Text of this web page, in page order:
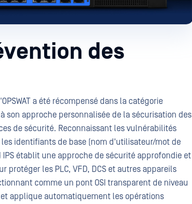
des
a été récompensé dans la catégorie
son approche personnalisée de la sécurisation des
de sécurité. Reconnaissant les vulnérabilités
identifiants de base (nom d'utilisateur/mot de
établit une approche de sécurité approfondie et
les PLC, VFD, DCS et autres appareils
comme un pont OSI transparent de niveau
applique automatiquement les opérations